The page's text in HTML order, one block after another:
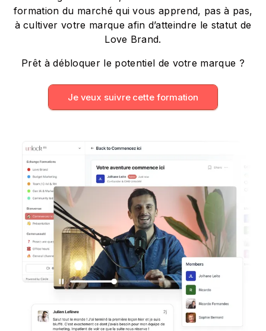
formation du marché qui vous apprend, pas à pas,
à cultiver votre marque afin d’atteindre le statut de
Love Brand.
Prêt à débloquer le potentiel de votre marque ?
Je veux suivre cette formation